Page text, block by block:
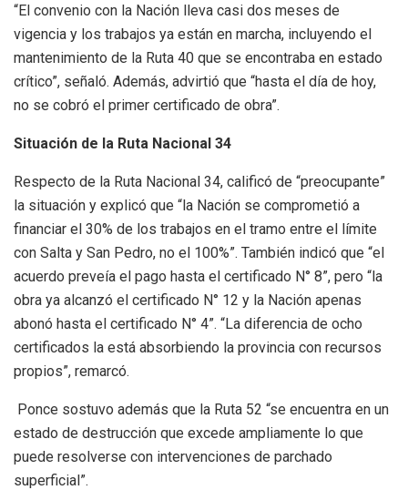
“El convenio con la Nación lleva casi dos meses de
vigencia y los trabajos ya están en marcha, incluyendo el
mantenimiento de la Ruta 40 que se encontraba en estado
crítico”, señaló. Además, advirtió que “hasta el día de hoy,
no se cobró el primer certificado de obra”.
Situación de la Ruta Nacional 34
Respecto de la Ruta Nacional 34, calificó de “preocupante”
la situación y explicó que “la Nación se comprometió a
financiar el 30% de los trabajos en el tramo entre el límite
con Salta y San Pedro, no el 100%”. También indicó que “el
acuerdo preveía el pago hasta el certificado N° 8”, pero “la
obra ya alcanzó el certificado N° 12 y la Nación apenas
abonó hasta el certificado N° 4”. “La diferencia de ocho
certificados la está absorbiendo la provincia con recursos
propios”, remarcó.
Ponce sostuvo además que la Ruta 52 “se encuentra en un
estado de destrucción que excede ampliamente lo que
puede resolverse con intervenciones de parchado
superficial”.